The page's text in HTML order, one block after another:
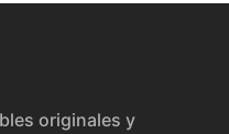
originales y